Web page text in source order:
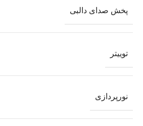
پخش صدای دالبی
توییتر
نورپردازی